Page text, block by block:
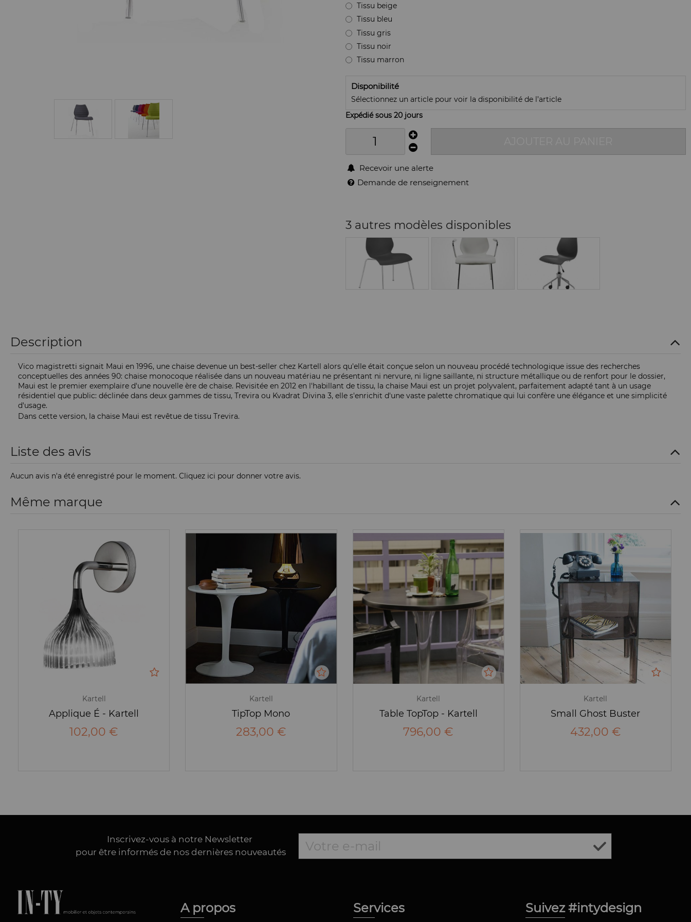
Tissu beige
Tissu bleu
Tissu gris
Tissu noir
Tissu marron
Disponibilité
Sélectionnez un article pour voir la disponibilité de l’article
Expédié sous 20 jours
Recevoir une alerte
Demande de renseignement
3 autres modèles disponibles
Description
Vico magistretti signait Maui en 1996, une chaise devenue un best-seller chez Kartell alors qu'elle était conçue selon un nouveau procédé technologique issue des recherches
conceptuelles des années 90: chaise monocoque réalisée dans un nouveau matériau ne présentant ni nervure, ni ligne saillante, ni structure métallique ou de renfort pour le dossier,
Maui est le premier exemplaire d'une nouvelle ère de chaise. Revisitée en 2012 en l'habillant de tissu, la chaise Maui est un projet polyvalent, parfaitement adapté tant à un usage
résidentiel que public: déclinée dans deux gammes de tissu, Trevira ou Kvadrat Divina 3, elle s'enrichit d'une vaste palette chromatique qui lui confère une élégance et une simplicité
d'usage.
Dans cette version, la chaise Maui est revêtue de tissu Trevira.
Liste des avis
Aucun avis n'a été enregistré pour le moment. Cliquez ici pour donner votre avis.
Même marque
Kartell
Applique É - Kartell
102,00 €
Kartell
TipTop Mono
283,00 €
Kartell
Table TopTop - Kartell
796,00 €
Kartell
Small Ghost Buster
432,00 €
Inscrivez-vous à notre Newsletter
pour être informés de nos dernières nouveautés
A propos Services Suivez #intydesign